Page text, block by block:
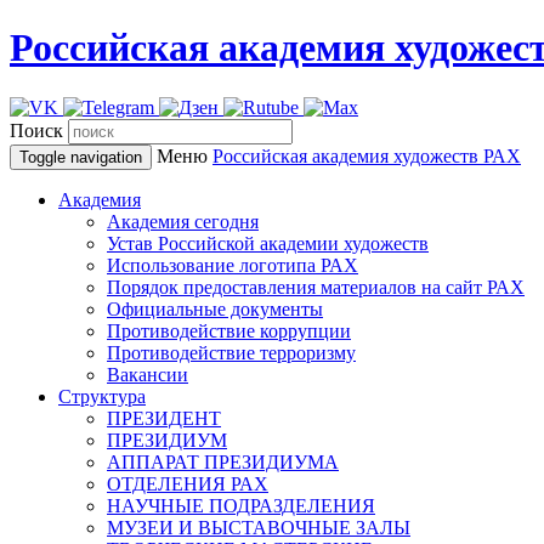
Российская академия
Поиск
Toggle navigation Меню Российская академия художеств РАХ
Академия
Академия сегодня
Устав Российской академии художеств
Использование логотипа РАХ
Порядок предоставления материалов на сайт РАХ
Официальные документы
Противодействие коррупции
Противодействие терроризму
Вакансии
Структура
ПРЕЗИДЕНТ
ПРЕЗИДИУМ
АППАРАТ ПРЕЗИДИУМА
ОТДЕЛЕНИЯ РАХ
НАУЧНЫЕ ПОДРАЗДЕЛЕНИЯ
МУЗЕИ И ВЫСТАВОЧНЫЕ ЗАЛЫ